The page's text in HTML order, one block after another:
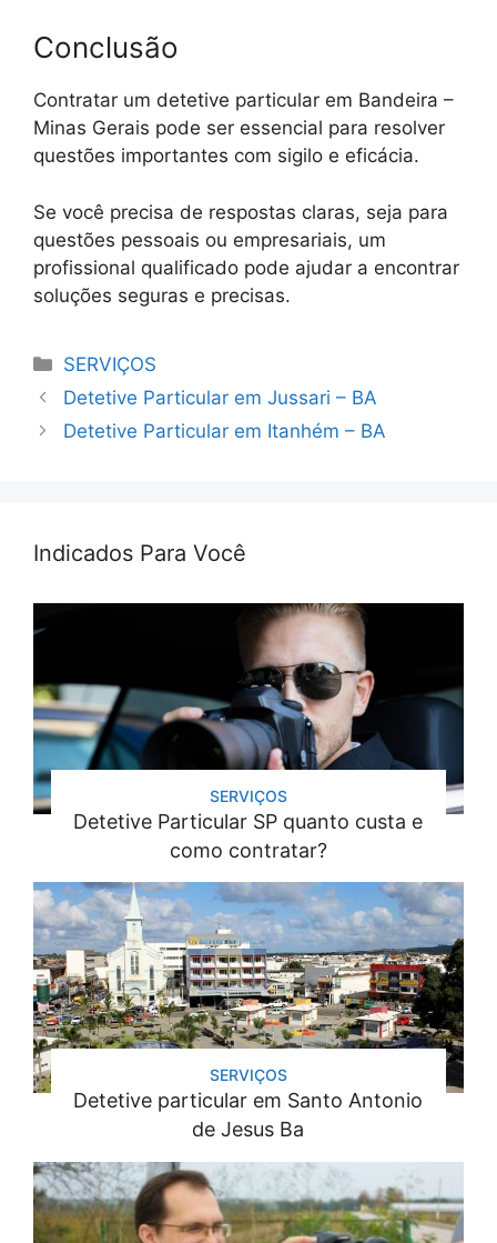
Conclusão
Contratar um detetive particular em Bandeira –
Minas Gerais pode ser essencial para resolver
questões importantes com sigilo e eficácia.
Se você precisa de respostas claras, seja para
questões pessoais ou empresariais, um
profissional qualificado pode ajudar a encontrar
soluções seguras e precisas.
Categorias
SERVIÇOS
Detetive Particular em Jussari – BA
Detetive Particular em Itanhém – BA
Indicados Para Você
SERVIÇOS
Detetive Particular SP quanto custa e
como contratar?
SERVIÇOS
Detetive particular em Santo Antonio
de Jesus Ba